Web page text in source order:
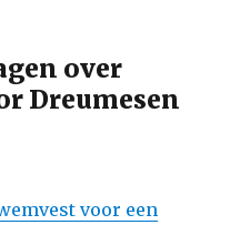
over
Dreumesen
voor een